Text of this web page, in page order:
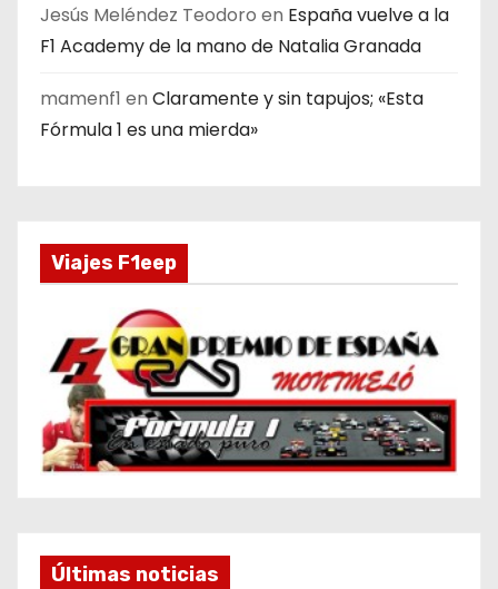
Jesús Meléndez Teodoro en España vuelve a la
F1 Academy de la mano de Natalia Granada
mamenf1 en Claramente y sin tapujos; «Esta
Fórmula 1 es una mierda»
Viajes F1eep
Últimas noticias